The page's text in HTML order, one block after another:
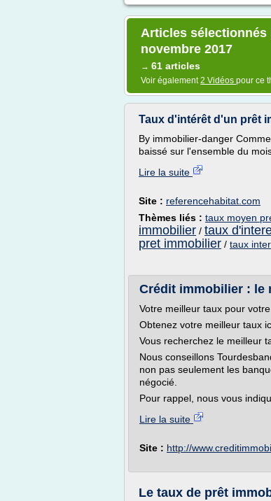
Articles sélectionnés
novembre 2017
→ 61 articles
Voir également2 Vidéos pour ce
Taux d'intérêt d'un prêt
By immobilier-danger
baissé sur l'ensemble du
Lire la suite
Site : referencehabitat.com
Thèmes liés : taux moyen
immobilier / taux
pret immobilier / taux
Crédit immobilier : le
Votre meilleur taux pour
Obtenez votre meilleur taux
Vous recherchez le meilleur
Nous conseillons
non pas seulement les
négocié.
Pour rappel, nous vous
Lire la suite
Site : http://
Le taux de prêt